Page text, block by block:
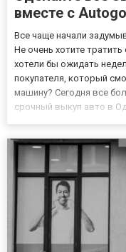
вместе с
Все чаще начали
Не очень хотите
хотели бы ожидать
покупателя, который
машину? Сегодня все
срочный выкуп авто в
и продажи тр...